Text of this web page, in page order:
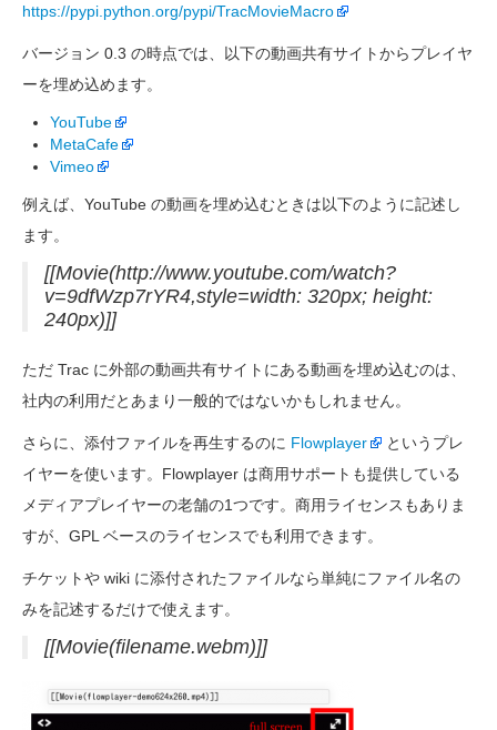
https://pypi.python.org/pypi/TracMovieMacro
バージョン 0.3 の時点では、以下の動画共有サイトからプレイヤ
ーを埋め込めます。
YouTube
MetaCafe
Vimeo
例えば、YouTube の動画を埋め込むときは以下のように記述し
ます。
[[Movie(http://www.youtube.com/watch?
v=9dfWzp7rYR4,style=width: 320px; height:
240px)]]
ただ Trac に外部の動画共有サイトにある動画を埋め込むのは、
社内の利用だとあまり一般的ではないかもしれません。
さらに、添付ファイルを再生するのに Flowplayer
というプレ
イヤーを使います。Flowplayer は商用サポートも提供している
メディアプレイヤーの老舗の1つです。商用ライセンスもありま
すが、GPL ベースのライセンスでも利用できます。
チケットや wiki に添付されたファイルなら単純にファイル名の
みを記述するだけで使えます。
[[Movie(filename.webm)]]